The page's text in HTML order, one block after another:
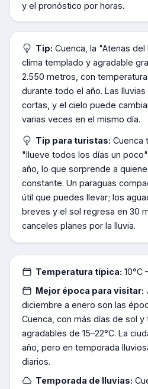
y el pronóstico por horas.
Tip: Cuenca, la "Atenas
clima templado y agradable
2.550 metros, con
durante todo el año. Las
cortas, y el cielo puede
varias veces en el mismo día.
Tip para turistas: Cuenca
"llueve todos los días un
año, lo que sorprende a
constante. Un paraguas
útil que puedes llevar; los
breves y el sol regresa en 30
canceles planes por la lluvia.
Temperatura típica: 10°C
Mejor época para visitar:
diciembre a enero son las
Cuenca, con más días de sol y
agradables de 15–22°C. La
año, pero en temporada
diarios.
Temporada de lluvias: